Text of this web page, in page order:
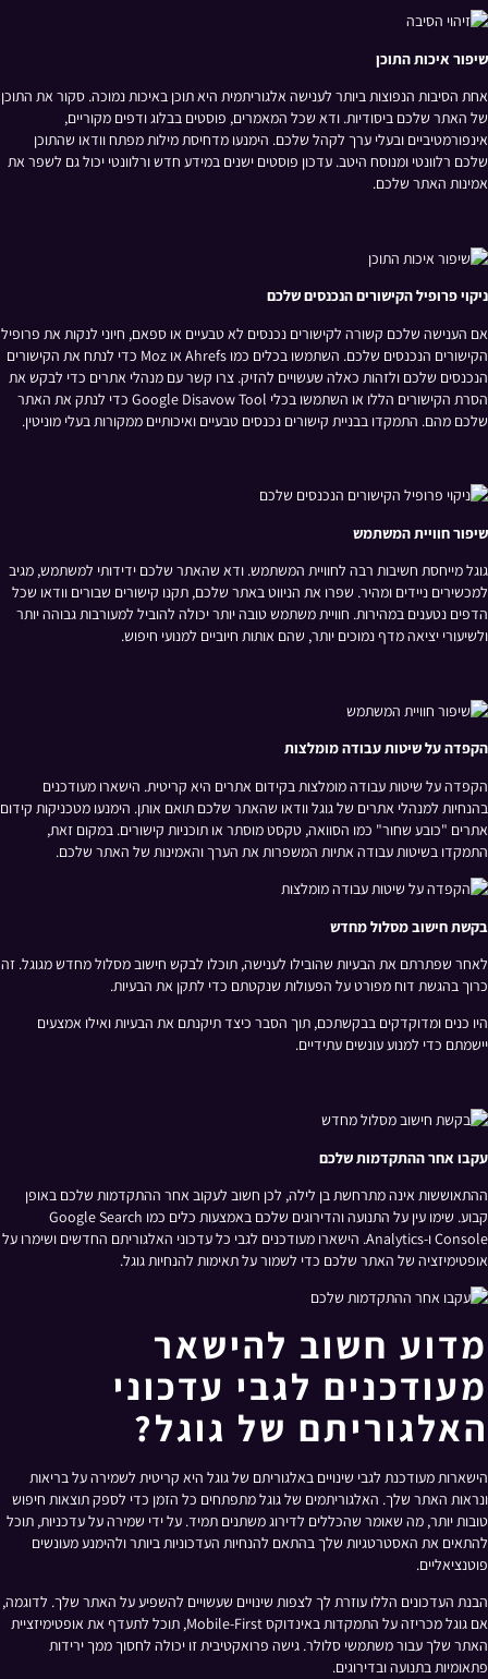
שיפור איכות התוכן
אחת הסיבות הנפוצות ביותר לענישה אלגוריתמית היא תוכן באיכות נמוכה. סקור את התוכן
של האתר שלכם ביסודיות. ודא שכל המאמרים, פוסטים בבלוג ודפים מקוריים,
אינפורמטיביים ובעלי ערך לקהל שלכם. הימנעו מדחיסת מילות מפתח וודאו שהתוכן
שלכם רלוונטי ומנוסח היטב. עדכון פוסטים ישנים במידע חדש ורלוונטי יכול גם לשפר את
אמינות האתר שלכם.
ניקוי פרופיל הקישורים הנכנסים שלכם
אם הענישה שלכם קשורה לקישורים נכנסים לא טבעיים או ספאם, חיוני לנקות את פרופיל
הקישורים הנכנסים שלכם. השתמשו בכלים כמו Ahrefs או Moz כדי לנתח את הקישורים
הנכנסים שלכם ולזהות כאלה שעשויים להזיק. צרו קשר עם מנהלי אתרים כדי לבקש את
הסרת הקישורים הללו או השתמשו בכלי Google Disavow Tool כדי לנתק את האתר
שלכם מהם. התמקדו בבניית קישורים נכנסים טבעיים ואיכותיים ממקורות בעלי מוניטין.
שיפור חוויית המשתמש
גוגל מייחסת חשיבות רבה לחוויית המשתמש. ודא שהאתר שלכם ידידותי למשתמש, מגיב
למכשירים ניידים ומהיר. שפרו את הניווט באתר שלכם, תקנו קישורים שבורים וודאו שכל
הדפים נטענים במהירות. חוויית משתמש טובה יותר יכולה להוביל למעורבות גבוהה יותר
ולשיעורי יציאה מדף נמוכים יותר, שהם אותות חיוביים למנועי חיפוש.
הקפדה על שיטות עבודה מומלצות
הקפדה על שיטות עבודה מומלצות בקידום אתרים היא קריטית. הישארו מעודכנים
בהנחיות למנהלי אתרים של גוגל וודאו שהאתר שלכם תואם אותן. הימנעו מטכניקות קידום
אתרים "כובע שחור" כמו הסוואה, טקסט מוסתר או תוכניות קישורים. במקום זאת,
התמקדו בשיטות עבודה אתיות המשפרות את הערך והאמינות של האתר שלכם.
בקשת חישוב מסלול מחדש
לאחר שפתרתם את הבעיות שהובילו לענישה, תוכלו לבקש חישוב מסלול מחדש מגוגל. זה
כרוך בהגשת דוח מפורט על הפעולות שנקטתם כדי לתקן את הבעיות.
היו כנים ומדוקדקים בבקשתכם, תוך הסבר כיצד תיקנתם את הבעיות ואילו אמצעים
יישמתם כדי למנוע עונשים עתידיים.
עקבו אחר ההתקדמות שלכם
ההתאוששות אינה מתרחשת בן לילה, לכן חשוב לעקוב אחר ההתקדמות שלכם באופן
קבוע. שימו עין על התנועה והדירוגים שלכם באמצעות כלים כמו Google Search
Console ו-Analytics. הישארו מעודכנים לגבי כל עדכוני האלגוריתם החדשים ושימרו על
אופטימיזציה של האתר שלכם כדי לשמור על תאימות להנחיות גוגל.
מדוע חשוב להישאר
מעודכנים לגבי עדכוני
האלגוריתם של גוגל?
הישארות מעודכנת לגבי שינויים באלגוריתם של גוגל היא קריטית לשמירה על בריאות
ונראות האתר שלך. האלגוריתמים של גוגל מתפתחים כל הזמן כדי לספק תוצאות חיפוש
טובות יותר, מה שאומר שהכללים לדירוג משתנים תמיד. על ידי שמירה על עדכניות, תוכל
להתאים את האסטרטגיות שלך בהתאם להנחיות העדכוניות ביותר ולהימנע מעונשים
פוטנציאליים.
הבנת העדכונים הללו עוזרת לך לצפות שינויים שעשויים להשפיע על האתר שלך. לדוגמה,
אם גוגל מכריזה על התמקדות באינדוקס Mobile-First, תוכל לתעדף את אופטימיזציית
האתר שלך עבור משתמשי סלולר. גישה פרואקטיבית זו יכולה לחסוך ממך ירידות
פתאומיות בתנועה ובדירוגים.